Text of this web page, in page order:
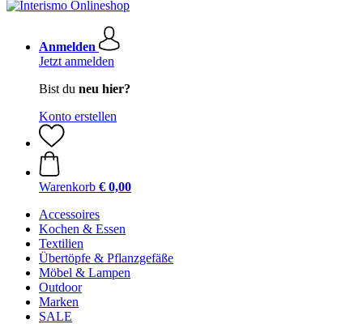
Anmelden
Jetzt anmelden
Bist du neu hier?
Konto erstellen
Warenkorb € 0,00
Accessoires
Kochen & Essen
Textilien
Übertöpfe & Pflanzgefäße
Möbel & Lampen
Outdoor
Marken
SALE